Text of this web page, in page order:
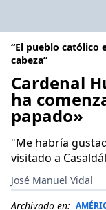
“El pueblo católico
cabeza”
Cardenal
ha
papado»
"Me habría
visitado a
José Manuel Vidal
Archivado en: